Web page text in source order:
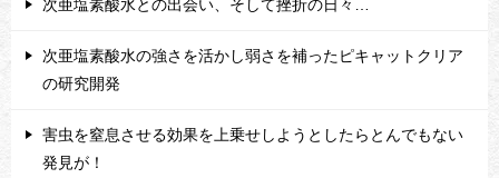
次亜塩素酸水との出会い、そして挫折の日々…
次亜塩素酸水の強さを活かし弱さを補ったピキャットクリア
の研究開発
害虫を窒息させる効果を上乗せしようとしたらとんでもない
発見が！